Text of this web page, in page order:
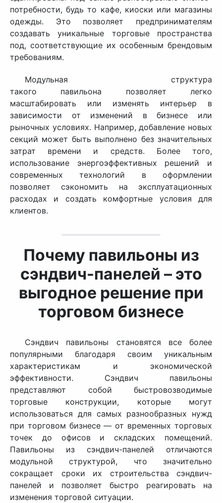
потребности, будь то кафе, киоски или магазины
одежды. Это позволяет предпринимателям
создавать уникальные торговые пространства
под, соответствующие их особенным брендовым
требованиям.
Модульная структура
такого павильона позволяет легко
масштабировать или изменять интерьер в
зависимости от изменений в бизнесе или
рыночных условиях. Например, добавление новых
секций может быть выполнено без значительных
затрат времени и средств. Более того,
использование энергоэффективных решений и
современных технологий в оформлении
позволяет сэкономить на эксплуатационных
расходах и создать комфортные условия для
клиентов.
Почему павильоны из
сэндвич-панелей – это
выгодное решение при
торговом бизнесе
Сэндвич павильоны становятся все более
популярными благодаря своим уникальным
характеристикам и экономической
эффективности. Сэндвич павильоны
представляют собой быстровозводимые
торговые конструкции, которые могут
использоваться для самых разнообразных нужд
при торговом бизнесе — от временных торговых
точек до офисов и складских помещений.
Павильоны из сэндвич-панелей отличаются
модульной структурой, что значительно
сокращает сроки их строительства сэндвич-
панелей и позволяет быстро реагировать на
изменения торговой ситуации.